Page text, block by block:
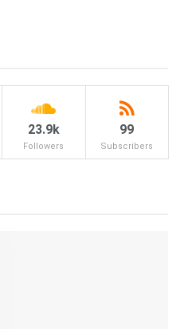
23.9k
Followers
99
Subscribers